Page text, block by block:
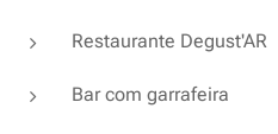
Restaurante Degust'AR
Bar com garrafeira